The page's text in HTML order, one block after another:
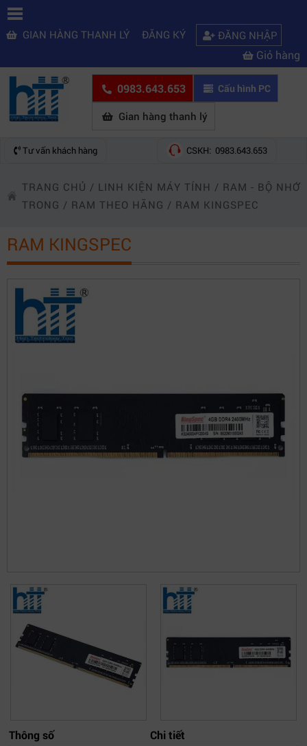
GIAN HÀNG THANH LÝ ĐĂNG KÝ ĐĂNG NHẬP
Giỏ hàng
0983.643.653 Cấu hình PC
Gian hàng thanh lý
Tư vấn khách hàng CSKH: 0983.643.653
TRANG CHỦ / LINH KIỆN MÁY TÍNH / RAM - BỘ NHỚ
TRONG / RAM THEO HÃNG / RAM KINGSPEC
RAM KINGSPEC
Thông số
Chi tiết